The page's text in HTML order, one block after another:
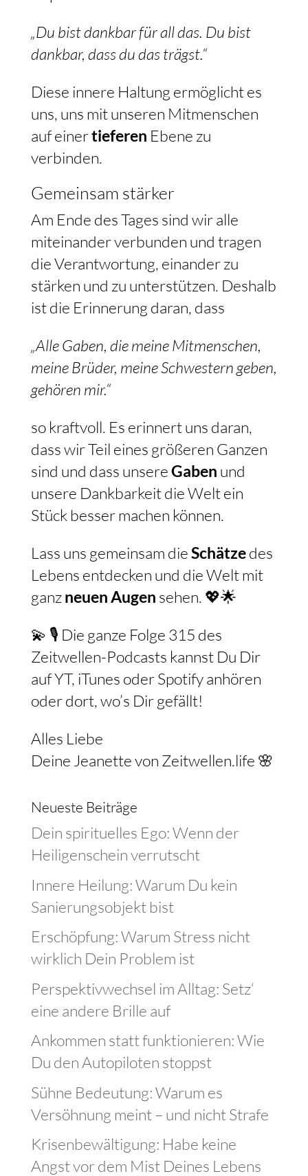
„Du bist dankbar für all das. Du bist
dankbar, dass du das trägst.“
Diese innere Haltung ermöglicht es
uns, uns mit unseren Mitmenschen
auf einertieferen Ebene zu
verbinden.
Gemeinsam stärker
Am Ende des Tages sind wir alle
miteinander verbunden und tragen
die Verantwortung, einander zu
stärken und zu unterstützen. Deshalb
ist die Erinnerung daran, dass
„Alle Gaben, die meine Mitmenschen,
meine Brüder, meine Schwestern geben,
gehören mir.“
so kraftvoll. Es erinnert uns daran,
dass wir Teil eines größeren Ganzen
sind und dass unsereGaben und
unsere Dankbarkeit die Welt ein
Stück besser machen können.
Lass uns gemeinsam dieSchätzedes
Lebens entdecken und die Welt mit
ganzneuen Augen sehen. 💖🌟
💫 🎙️ Die ganze Folge 315 des
Zeitwellen-Podcasts kannst Du Dir
auf YT, iTunes oder Spotify anhören
oder dort, wo’s Dir gefällt!
Alles Liebe
Deine Jeanette von Zeitwellen.life 🌸
Neueste Beiträge
Dein spirituelles Ego: Wenn der
Heiligenschein verrutscht
Innere Heilung: Warum Du kein
Sanierungsobjekt bist
Erschöpfung: Warum Stress nicht
wirklich Dein Problem ist
Perspektivwechsel im Alltag: Setz‘
eine andere Brille auf
Ankommen statt funktionieren: Wie
Du den Autopiloten stoppst
Sühne Bedeutung: Warum es
Versöhnung meint – und nicht Strafe
Krisenbewältigung: Habe keine
Angst vor dem Mist Deines Lebens